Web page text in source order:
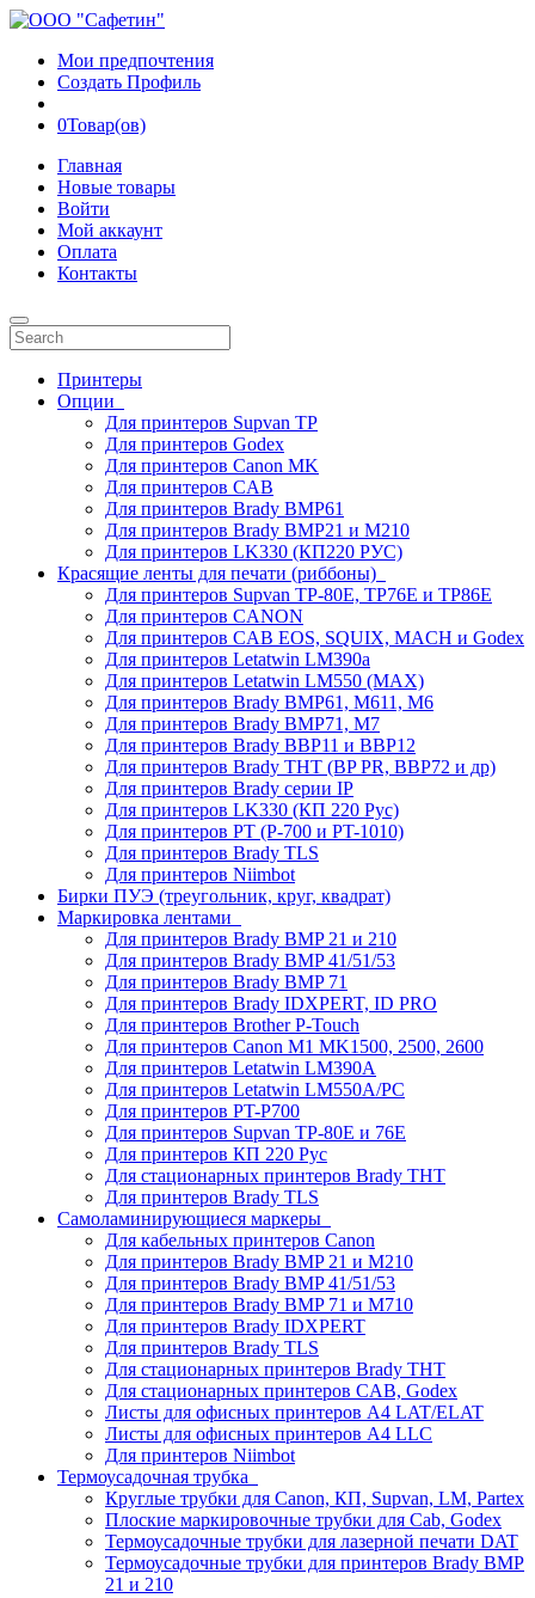
Мои предпочтения
Создать Профиль
0Товар(ов)
Главная
Новые товары
Войти
Мой аккаунт
Оплата
Контакты
Принтеры
Опции
Для принтеров Supvan TP
Для принтеров Godex
Для принтеров Canon MK
Для принтеров CAB
Для принтеров Brady BMP61
Для принтеров Brady BMP21 и M210
Для принтеров LK330 (КП220 РУС)
Красящие ленты для печати (риббоны)
Для принтеров Supvan TP-80E, TP76E и TP86E
Для принтеров CANON
Для принтеров CAB EOS, SQUIX, MACH и Godex
Для принтеров Letatwin LM390a
Для принтеров Letatwin LM550 (MAX)
Для принтеров Brady BMP61, M611, M6
Для принтеров Brady BMP71, M7
Для принтеров Brady BBP11 и BBP12
Для принтеров Brady THT (BP PR, BBP72 и др)
Для принтеров Brady серии IP
Для принтеров LK330 (КП 220 Рус)
Для принтеров PT (P-700 и PT-1010)
Для принтеров Brady TLS
Для принтеров Niimbot
Бирки ПУЭ (треугольник, круг, квадрат)
Маркировка лентами
Для принтеров Brady BMP 21 и 210
Для принтеров Brady BMP 41/51/53
Для принтеров Brady BMP 71
Для принтеров Brady IDXPERT, ID PRO
Для принтеров Brother P-Touch
Для принтеров Canon M1 MK1500, 2500, 2600
Для принтеров Letatwin LM390A
Для принтеров Letatwin LM550A/PC
Для принтеров PT-P700
Для принтеров Supvan TP-80E и 76E
Для принтеров КП 220 Рус
Для стационарных принтеров Brady THT
Для принтеров Brady TLS
Самоламинирующиеся маркеры
Для кабельных принтеров Canon
Для принтеров Brady BMP 21 и M210
Для принтеров Brady BMP 41/51/53
Для принтеров Brady BMP 71 и M710
Для принтеров Brady IDXPERT
Для принтеров Brady TLS
Для стационарных принтеров Brady THT
Для стационарных принтеров CAB, Godex
Листы для офисных принтеров А4 LAT/ELAT
Листы для офисных принтеров А4 LLC
Для принтеров Niimbot
Термоусадочная трубка
Круглые трубки для Canon, КП, Supvan, LM, Partex
Плоские маркировочные трубки для Cab, Godex
Термоусадочные трубки для лазерной печати DAT
Термоусадочные трубки для принтеров Brady BMP
21 и 210